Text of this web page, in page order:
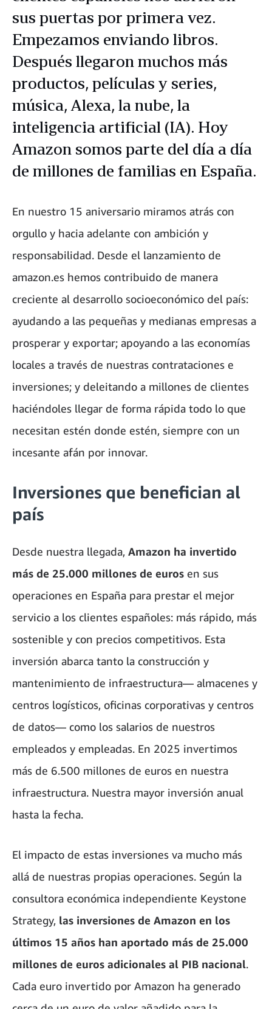
sus puertas por primera vez.
Empezamos enviando libros.
Después llegaron muchos más
productos, películas y series,
música, Alexa, la nube, la
inteligencia artificial (IA). Hoy
Amazon somos parte del día a día
de millones de familias en España.
En nuestro 15 aniversario miramos atrás con
orgullo y hacia adelante con ambición y
responsabilidad. Desde el lanzamiento de
amazon.es hemos contribuido de manera
creciente al desarrollo socioeconómico del país:
ayudando a las pequeñas y medianas empresas a
prosperar y exportar; apoyando a las economías
locales a través de nuestras contrataciones e
inversiones; y deleitando a millones de clientes
haciéndoles llegar de forma rápida todo lo que
necesitan estén donde estén, siempre con un
incesante afán por innovar.
Inversiones que benefician al
país
Desde nuestra llegada, Amazon ha invertido
más de 25.000 millones de euros en sus
operaciones en España para prestar el mejor
servicio a los clientes españoles: más rápido, más
sostenible y con precios competitivos. Esta
inversión abarca tanto la construcción y
mantenimiento de infraestructura— almacenes y
centros logísticos, oficinas corporativas y centros
de datos— como los salarios de nuestros
empleados y empleadas. En 2025 invertimos
más de 6.500 millones de euros en nuestra
infraestructura. Nuestra mayor inversión anual
hasta la fecha.
El impacto de estas inversiones va mucho más
allá de nuestras propias operaciones. Según la
consultora económica independiente Keystone
Strategy, las inversiones de Amazon en los
últimos 15 años han aportado más de 25.000
millones de euros adicionales al PIB nacional.
Cada euro invertido por Amazon ha generado